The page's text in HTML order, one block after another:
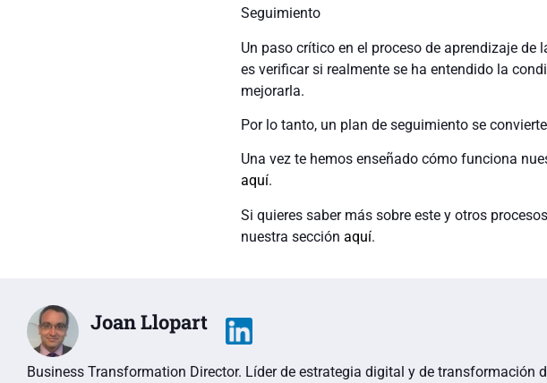
Seguimiento
Un paso crítico en el proceso de aprendizaje
es verificar si realmente se ha entendido la
mejorarla.
Por lo tanto, un plan de seguimiento se
Una vez te hemos enseñado cómo funciona
aquí.
Si quieres saber más sobre este y otros
nuestra sección aquí.
Joan Llopart
Business Transformation Director. Líder de estrategia digital y de transformación